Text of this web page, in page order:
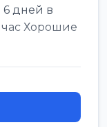
6 дней в
час Хорошие